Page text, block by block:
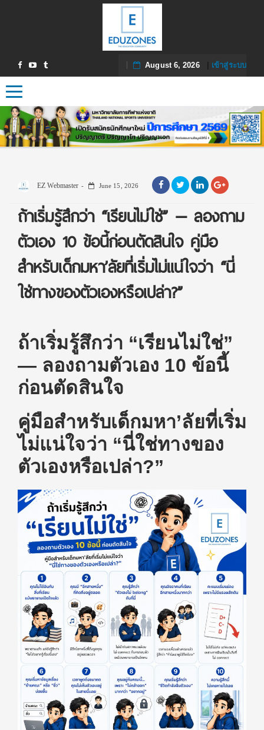
August 6, 2026| เข้าสู่ระบบ
Toggle navigation
EZ Webmaster June 15, 2026
ถ้าเริ่มรู้สึกว่า “เรียนไม่ใช่” — ลองถาม
ตัวเอง 10 ข้อนี้ก่อนตัดสินใจ คู่มือ
สำหรับเด็กมหา’ลัยที่เริ่มไม่แน่ใจว่า “นี่
ใช่ทางของตัวเองหรือเปล่า?”
ถ้าเริ่มรู้สึกว่า “เรียนไม่ใช่”
— ลองถามตัวเอง 10 ข้อนี้
ก่อนตัดสินใจ
คู่มือสำหรับเด็กมหา’ลัยที่เริ่ม
ไม่แน่ใจว่า “นี่ใช่ทางของ
ตัวเองหรือเปล่า?”